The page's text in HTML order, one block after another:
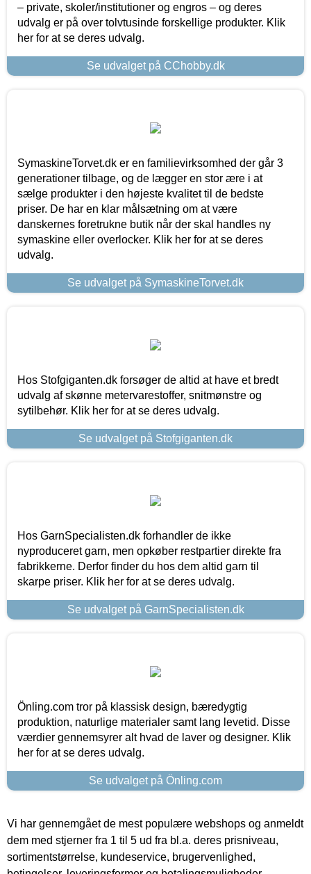
– private, skoler/institutioner og engros – og deres
udvalg er på over tolvtusinde forskellige produkter. Klik
her for at se deres udvalg.
Se udvalget på CChobby.dk
SymaskineTorvet.dk er en familievirksomhed der går 3
generationer tilbage, og de lægger en stor ære i at
sælge produkter i den højeste kvalitet til de bedste
priser. De har en klar målsætning om at være
danskernes foretrukne butik når der skal handles ny
symaskine eller overlocker. Klik her for at se deres
udvalg.
Se udvalget på SymaskineTorvet.dk
Hos Stofgiganten.dk forsøger de altid at have et bredt
udvalg af skønne metervarestoffer, snitmønstre og
sytilbehør. Klik her for at se deres udvalg.
Se udvalget på Stofgiganten.dk
Hos GarnSpecialisten.dk forhandler de ikke
nyproduceret garn, men opkøber restpartier direkte fra
fabrikkerne. Derfor finder du hos dem altid garn til
skarpe priser. Klik her for at se deres udvalg.
Se udvalget på GarnSpecialisten.dk
Önling.com tror på klassisk design, bæredygtig
produktion, naturlige materialer samt lang levetid. Disse
værdier gennemsyrer alt hvad de laver og designer. Klik
her for at se deres udvalg.
Se udvalget på Önling.com
Vi har gennemgået de mest populære webshops og anmeldt
dem med stjerner fra 1 til 5 ud fra bl.a. deres prisniveau,
sortimentstørrelse, kundeservice, brugervenlighed,